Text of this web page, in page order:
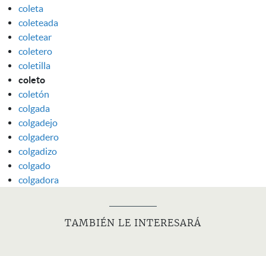
coleta
coleteada
coletear
coletero
coletilla
coleto
coletón
colgada
colgadejo
colgadero
colgadizo
colgado
colgadora
TAMBIÉN LE INTERESARÁ